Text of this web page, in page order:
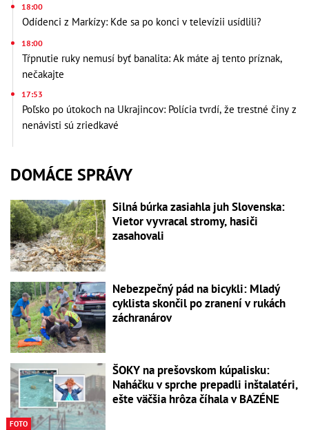
18:00
Odídenci z Markízy: Kde sa po konci v televízii usídlili?
18:00
Tŕpnutie ruky nemusí byť banalita: Ak máte aj tento príznak,
nečakajte
17:53
Poľsko po útokoch na Ukrajincov: Polícia tvrdí, že trestné činy z
nenávisti sú zriedkavé
DOMÁCE SPRÁVY
Silná búrka zasiahla juh Slovenska:
Vietor vyvracal stromy, hasiči
zasahovali
Nebezpečný pád na bicykli: Mladý
cyklista skončil po zranení v rukách
záchranárov
FOTO
ŠOKY na prešovskom kúpalisku:
Naháčku v sprche prepadli inštalatéri,
ešte väčšia hrôza číhala v BAZÉNE